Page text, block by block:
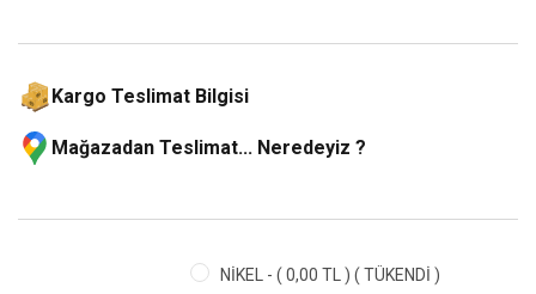
Kargo Teslimat Bilgisi
Mağazadan Teslimat... Neredeyiz ?
NİKEL - ( 0,00 TL ) ( TÜKENDİ )